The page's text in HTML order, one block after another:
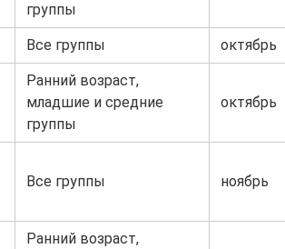
группы
Все группы октябрь
Ранний возраст,
младшие и средние
группы
октябрь
Все группы ноябрь
Ранний возраст,